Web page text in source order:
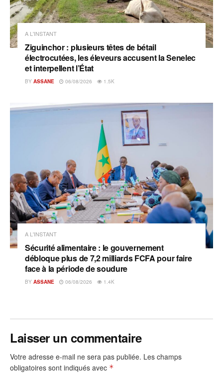
A L'INSTANT
Ziguinchor : plusieurs têtes de bétail
électrocutées, les éleveurs accusent la Senelec
et interpellent l’État
BY ASSANE 06/08/2026 1.5K
A L'INSTANT
Sécurité alimentaire : le gouvernement
débloque plus de 7,2 milliards FCFA pour faire
face à la période de soudure
BY ASSANE 06/08/2026 1.4K
Laisser un commentaire
Votre adresse e-mail ne sera pas publiée. Les champs
obligatoires sont indiqués avec *